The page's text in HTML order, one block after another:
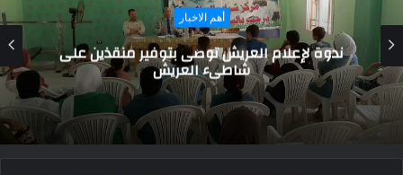
أهم الاخبار
عراقجي يحذر إسرائيل: أي اعتداء على إيران سيقابل
برد قاسٍ